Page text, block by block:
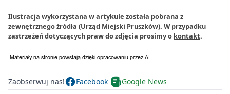
Ilustracja wykorzystana w artykule została pobrana z
zewnętrznego źródła (Urząd Miejski Pruszków). W przypadku
zastrzeżeń dotyczących praw do zdjęcia prosimy o kontakt.
Zaobserwuj nas! Facebook Google News